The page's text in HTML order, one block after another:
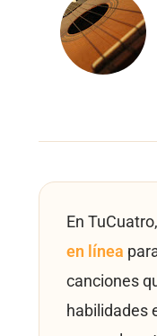
En
en línea
canciones
habilidades